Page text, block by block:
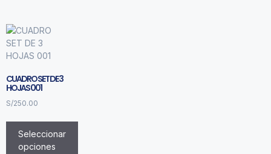
CUADRO SET DE 3
HOJAS 001
S/250.00
Seleccionar
opciones